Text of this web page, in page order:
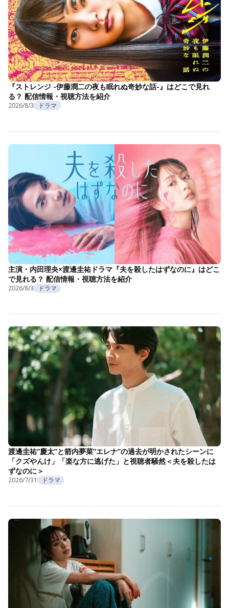
『ストレンジ -伊藤潤二の夜も眠れぬ奇妙な話-』はどこで見れ
る？ 配信情報・視聴方法を紹介
2026/8/3 ドラマ
主演・内田理央×渡邊圭祐ドラマ『夫を殺したはずなのに』はどこ
で見れる？ 配信情報・視聴方法を紹介
2026/8/3 ドラマ
渡邊圭祐“慶太”と箭内夢菜“エレナ”の過去が明かされたシーンに
「クズやんけ」「楽な方に逃げた」と視聴者騒然＜夫を殺したは
ずなのに＞
2026/7/31 ドラマ